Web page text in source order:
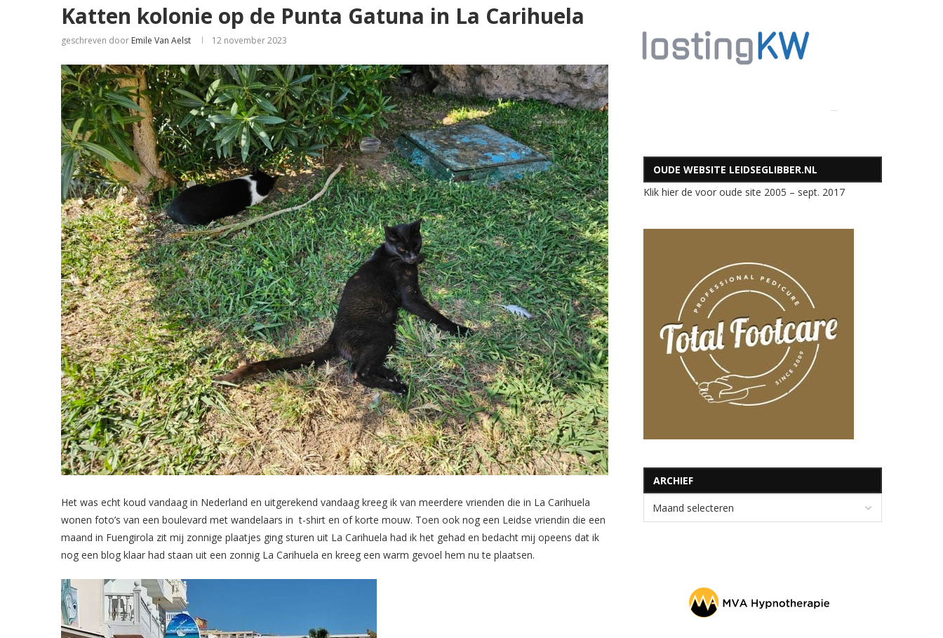
Katten kolonie op de Punta Gatuna in La Carihuela
geschreven door Emile Van Aelst 12 november 2023
Het was echt koud vandaag in Nederland en uitgerekend vandaag kreeg ik van meerdere vrienden die in La Carihuela
wonen foto’s van een boulevard met wandelaars in t-shirt en of korte mouw. Toen ook nog een Leidse vriendin die een
maand in Fuengirola zit mij zonnige plaatjes ging sturen uit La Carihuela had ik het gehad en bedacht mij opeens dat ik
nog een blog klaar had staan uit een zonnig La Carihuela en kreeg een warm gevoel hem nu te plaatsen.
OUDE WEBSITE LEIDSEGLIBBER.NL
Klik hier de voor oude site 2005 – sept. 2017
ARCHIEF